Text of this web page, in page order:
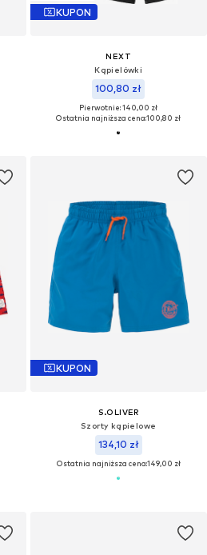
KUPON
NEXT
Kąpielówki
100,80 zł
Pierwotnie: 140,00 zł
Ostatnia najniższa cena:100,80 zł
KUPON
S.OLIVER
Szorty kąpielowe
134,10 zł
Ostatnia najniższa cena:149,00 zł